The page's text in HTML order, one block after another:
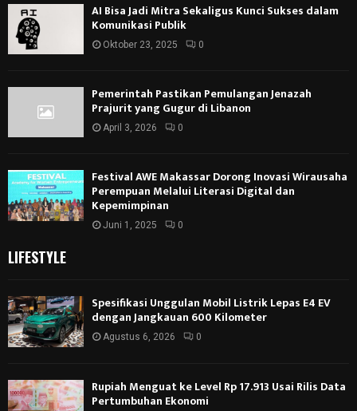
AI Bisa Jadi Mitra Sekaligus Kunci Sukses dalam
Komunikasi Publik
Oktober 23, 2025 0
Pemerintah Pastikan Pemulangan Jenazah
Prajurit yang Gugur di Libanon
April 3, 2026 0
Festival AWE Makassar Dorong Inovasi Wirausaha
Perempuan Melalui Literasi Digital dan
Kepemimpinan
Juni 1, 2025 0
LIFESTYLE
Spesifikasi Unggulan Mobil Listrik Lepas E4 EV
dengan Jangkauan 600 Kilometer
Agustus 6, 2026 0
Rupiah Menguat ke Level Rp 17.913 Usai Rilis Data
Pertumbuhan Ekonomi